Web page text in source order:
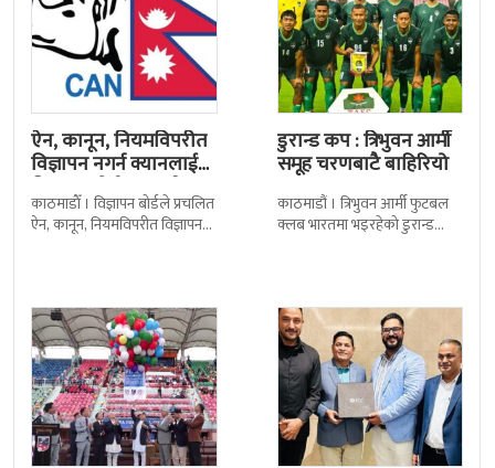
ऐन, कानून, नियमविपरीत
विज्ञापन नगर्न क्यानलाई
विज्ञापन बोर्डद्वारा सचेत
काठमाडाैँ । विज्ञापन बोर्डले प्रचलित
ऐन, कानून, नियमविपरीत विज्ञापन
डुरान्ड कप : त्रिभुवन आर्मी
समूह चरणबाटै बाहिरियो
काठमाडौं । त्रिभुवन आर्मी फुटबल
क्लब भारतमा भइरहेको डुरान्ड